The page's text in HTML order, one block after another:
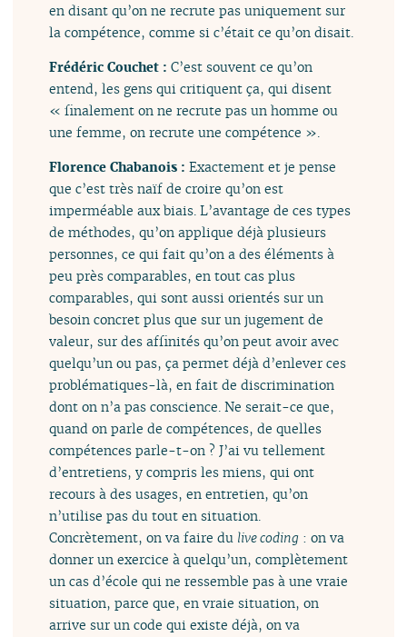
en disant qu’on ne recrute pas uniquement sur
la compétence, comme si c’était ce qu’on disait.
Frédéric Couchet :C’est souvent ce qu’on
entend, les gens qui critiquent ça, qui disent
« finalement on ne recrute pas un homme ou
une femme, on recrute une compétence ».
Florence Chabanois :Exactement et je pense
que c’est très naïf de croire qu’on est
imperméable aux biais. L’avantage de ces types
de méthodes, qu’on applique déjà plusieurs
personnes, ce qui fait qu’on a des éléments à
peu près comparables, en tout cas plus
comparables, qui sont aussi orientés sur un
besoin concret plus que sur un jugement de
valeur, sur des affinités qu’on peut avoir avec
quelqu’un ou pas, ça permet déjà d’enlever ces
problématiques-là, en fait de discrimination
dont on n’a pas conscience. Ne serait-ce que,
quand on parle de compétences, de quelles
compétences parle-t-on ? J’ai vu tellement
d’entretiens, y compris les miens, qui ont
recours à des usages, en entretien, qu’on
n’utilise pas du tout en situation.
Concrètement, on va faire du live coding : on va
donner un exercice à quelqu’un, complètement
un cas d’école qui ne ressemble pas à une vraie
situation, parce que, en vraie situation, on
arrive sur un code qui existe déjà, on va